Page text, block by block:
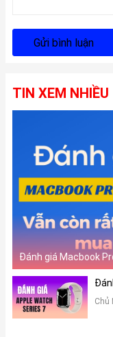
Gửi bình luận
TIN XEM NHIỀU
Đánh giá Macbook
Chủ